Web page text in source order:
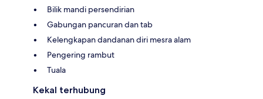
Bilik mandi persendirian
Gabungan pancuran dan tab
Kelengkapan dandanan diri mesra alam
Pengering rambut
Tuala
Kekal terhubung